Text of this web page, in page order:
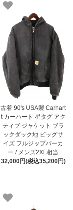
古着 90's USA製 Carhart
t カーハート 星タグ アク
ティブ ジャケット ブラ
ックダック地 ビッグサ
イズ フルジップパーカ
ー / メンズ2XL相当
32,000円(税込35,200円)